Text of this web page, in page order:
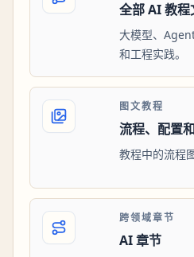
全部 AI 教程
大模型、
和工程实践。
图文教程
流程、配置
教程中的流程
跨领域章节
AI 章节